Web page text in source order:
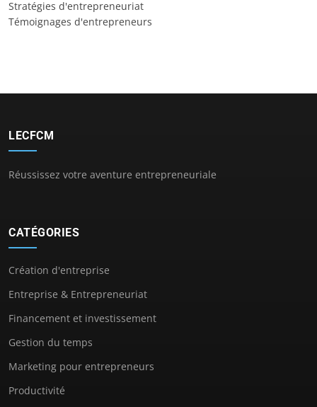
Stratégies d'entrepreneuriat
Témoignages d'entrepreneurs
LECFCM
Réussissez votre aventure entrepreneuriale
CATÉGORIES
Création d'entreprise
Entreprise & Entrepreneuriat
Financement et investissement
Gestion du temps
Marketing pour entrepreneurs
Productivité